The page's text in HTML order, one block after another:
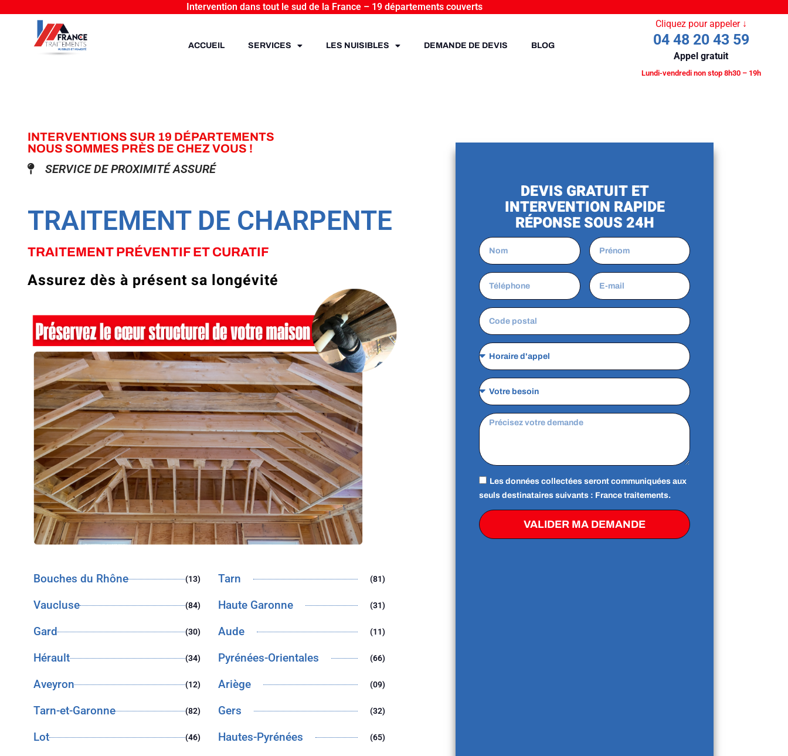
Intervention dans tout le sud de la France – 19 départements couverts
ACCUEIL SERVICES LES NUISIBLES DEMANDE DE DEVIS BLOG
Cliquez pour appeler ↓
04 48 20 43 59
Appel gratuit
Lundi-vendredi non stop 8h30 – 19h
INTERVENTIONS SUR 19 DÉPARTEMENTS
NOUS SOMMES PRÈS DE CHEZ VOUS !
SERVICE DE PROXIMITÉ ASSURÉ
TRAITEMENT DE CHARPENTE
TRAITEMENT PRÉVENTIF ET CURATIF
Assurez dès à présent sa longévité
Bouches du Rhône (13)
Vaucluse (84)
Gard (30)
Hérault (34)
Aveyron (12)
Tarn-et-Garonne (82)
Lot (46)
Tarn (81)
Haute Garonne (31)
Aude (11)
Pyrénées-Orientales (66)
Ariège (09)
Gers (32)
Hautes-Pyrénées (65)
DEVIS GRATUIT ET
INTERVENTION RAPIDE
RÉPONSE SOUS 24H
Les données collectées seront communiquées aux
seuls destinataires suivants : France traitements.
VALIDER MA DEMANDE